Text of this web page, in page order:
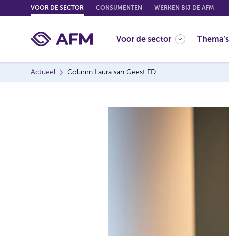
o
o
VOOR DE SECTOR CONSUMENTEN WERKEN BIJ DE AFM
Voor de sector Thema's
Actueel Column Laura van Geest FD